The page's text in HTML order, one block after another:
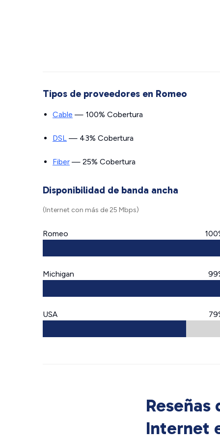
Tipos de proveedores en Romeo
Cable — 100% Cobertura
DSL — 43% Cobertura
Fiber — 25% Cobertura
Disponibilidad de banda ancha
(Internet con más de 25 Mbps)
Romeo
Michigan
USA
Internet